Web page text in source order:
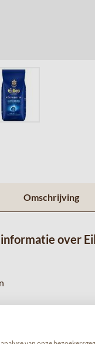
Omschrijving
over
is licht gebrand.
Op
EILLES KAFFEE-